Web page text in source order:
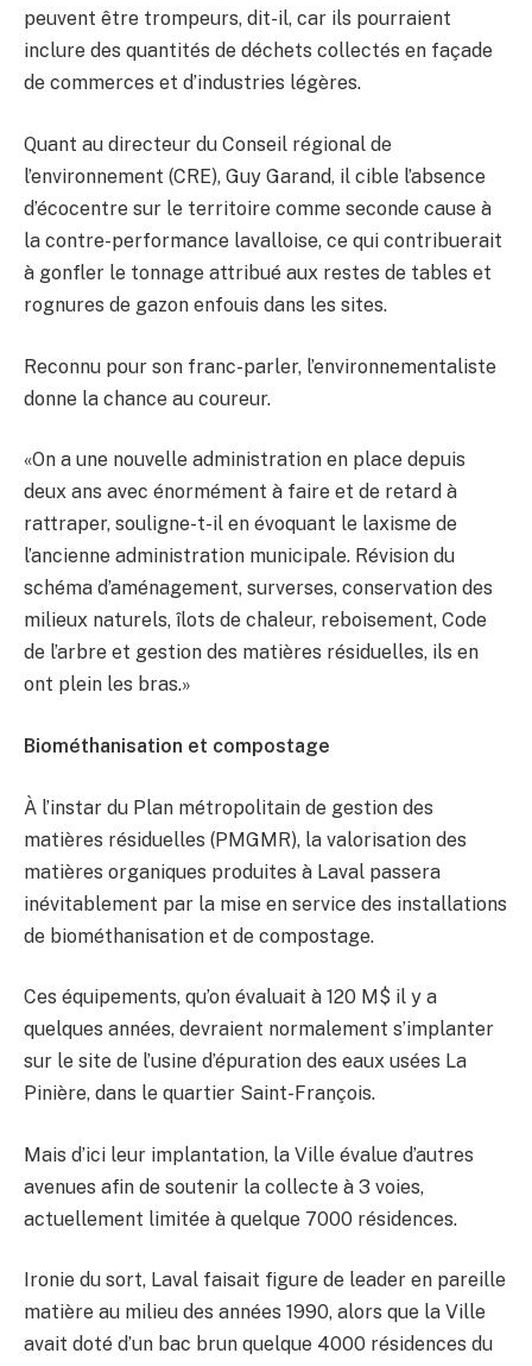
peuvent être trompeurs, dit-il, car ils pourraient
inclure des quantités de déchets collectés en façade
de commerces et d’industries légères.
Quant au directeur du Conseil régional de
l’environnement (CRE), Guy Garand, il cible l’absence
d’écocentre sur le territoire comme seconde cause à
la contre-performance lavalloise, ce qui contribuerait
à gonfler le tonnage attribué aux restes de tables et
rognures de gazon enfouis dans les sites.
Reconnu pour son franc-parler, l’environnementaliste
donne la chance au coureur.
«On a une nouvelle administration en place depuis
deux ans avec énormément à faire et de retard à
rattraper, souligne-t-il en évoquant le laxisme de
l’ancienne administration municipale. Révision du
schéma d’aménagement, surverses, conservation des
milieux naturels, îlots de chaleur, reboisement, Code
de l’arbre et gestion des matières résiduelles, ils en
ont plein les bras.»
Biométhanisation et compostage
À l’instar du Plan métropolitain de gestion des
matières résiduelles (PMGMR), la valorisation des
matières organiques produites à Laval passera
inévitablement par la mise en service des installations
de biométhanisation et de compostage.
Ces équipements, qu’on évaluait à 120 M$ il y a
quelques années, devraient normalement s’implanter
sur le site de l’usine d’épuration des eaux usées La
Pinière, dans le quartier Saint-François.
Mais d’ici leur implantation, la Ville évalue d’autres
avenues afin de soutenir la collecte à 3 voies,
actuellement limitée à quelque 7000 résidences.
Ironie du sort, Laval faisait figure de leader en pareille
matière au milieu des années 1990, alors que la Ville
avait doté d’un bac brun quelque 4000 résidences du